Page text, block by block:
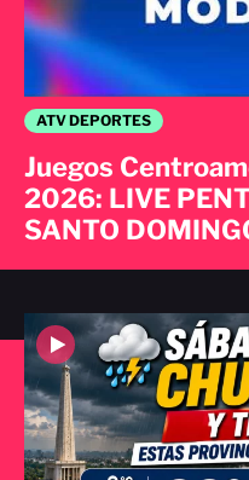
ATV DEPORTES
Juegos
2026: LIVE
SANTO